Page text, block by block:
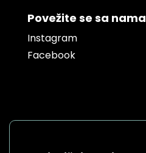
Povežite se sa nama
Instagram
Facebook